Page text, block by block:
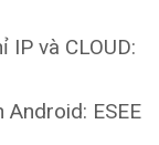
IP và CLOUD:
ESEE